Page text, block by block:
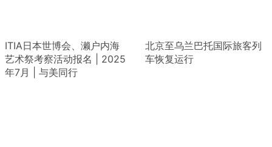
ITIA日本世博会、濑户内海
艺术祭考察活动报名 | 2025
年7月 | 与美同行
北京至乌兰巴托国际旅客列
车恢复运行